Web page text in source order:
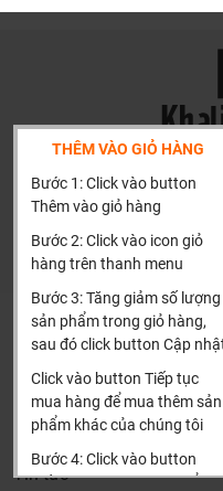
THÊM VÀO GIỎ HÀNG
Bước 1: Click vào button
Thêm vào giỏ hàng
Bước 2: Click vào icon giỏ
hàng trên thanh menu
Bước 3: Tăng giảm số lượng
sản phẩm trong giỏ hàng,
sau đó click button Cập
Click vào button Tiếp tục
mua hàng để mua thêm sản
phẩm khác của chúng tôi
Bước 4: Click vào button
Tiến hành thanh toán để
HN: số 160 đường Văn
(Cách đại học công
HCM và các tỉnh khác:
đặt hàng
0904501766
Thông tin
Tìm đại lý & Hợp tác
Tin tức